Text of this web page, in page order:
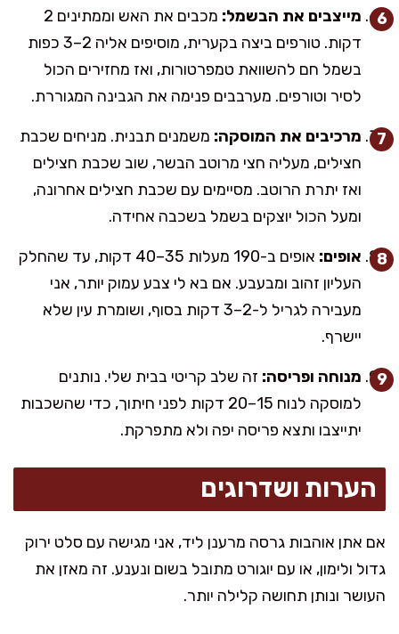
מייצבים את הבשמל:
מכבים את האש וממתינים 2
דקות. טורפים ביצה בקערית, מוסיפים אליה 2–3 כפות
בשמל חם להשוואת טמפרטורות, ואז מחזירים הכול
לסיר וטורפים. מערבבים פנימה את הגבינה המגוררת.
מרכיבים את המוסקה: משמנים תבנית. מניחים שכבת
חצילים, מעליה חצי מרוטב הבשר, שוב שכבת חצילים
ואז יתרת הרוטב. מסיימים עם שכבת חצילים אחרונה,
ומעל הכול יוצקים בשמל בשכבה אחידה.
אופים:
אופים ב-190 מעלות 35–40 דקות, עד שהחלק
העליון זהוב ומבעבע. אם בא לי צבע עמוק יותר, אני
מעבירה לגריל ל-2–3 דקות בסוף, ושומרת עין שלא
יישרף.
מנוחה ופריסה: זה שלב קריטי בבית שלי. נותנים
למוסקה לנוח 15–20 דקות לפני חיתוך, כדי שהשכבות
יתייצבו ותצא פריסה יפה ולא מתפרקת.
הערות ושדרוגים
אם אתן אוהבות גרסה מרענן ליד, אני מגישה עם סלט ירוק
גדול ולימון, או עם יוגורט מתובל בשום ונענע. זה מאזן את
העושר ונותן תחושה קלילה יותר.